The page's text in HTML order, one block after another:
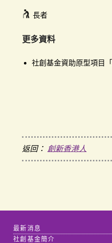
長者
更多資料
社創基金資助原型項目「
返回： 創新香港人
最新消息
社創基金簡介